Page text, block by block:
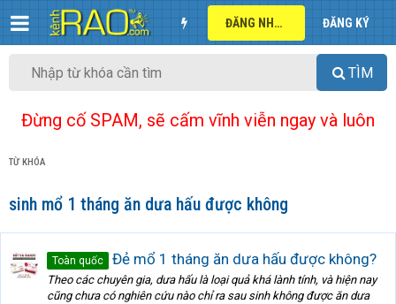
ĐĂNG NHẬP ĐĂNG KÝ
TÌM
Đừng cố SPAM, sẽ cấm vĩnh viễn ngay và luôn
TỪ KHÓA
sinh mổ 1 tháng ăn dưa hấu được không
Toàn quốc Đẻ mổ 1 tháng ăn dưa hấu được không?
Theo các chuyên gia, dưa hấu là loại quả khá lành tính, và hiện nay
cũng chưa có nghiên cứu nào chỉ ra sau sinh không được ăn dưa